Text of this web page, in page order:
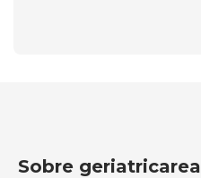
Sobre geriatricarea